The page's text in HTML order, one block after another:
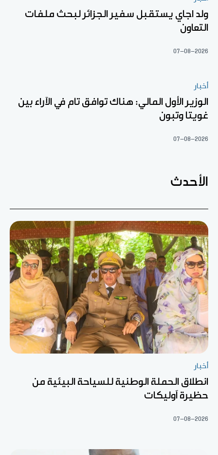
ولد اجاي يستقبل سفير الجزائر لبحث ملفات
التعاون
07-08-2026
أخبار
الوزير الأول المالي: هناك توافق تام في الآراء بين
غويتا وتبون
07-08-2026
الأحدث
أخبار
انطلاق الحملة الوطنية للسياحة البيئية من
حظيرة آوليكات
07-08-2026